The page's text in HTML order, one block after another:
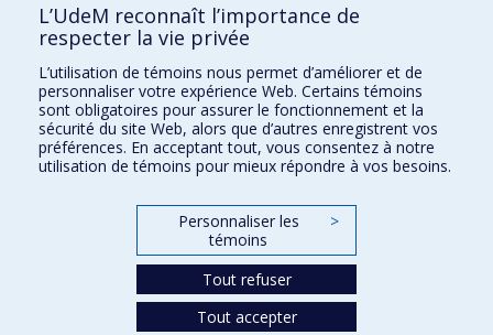
Kinésiologie et des sciences de l’activité physique
Orthophonie et audiologie
Réadaptation
Directions
DPC
CPASS
L’UdeM reconnaît l’importance de
respecter la vie privée
L’utilisation de témoins nous permet d’améliorer et de
personnaliser votre expérience Web. Certains témoins
sont obligatoires pour assurer le fonctionnement et la
sécurité du site Web, alors que d’autres enregistrent vos
préférences. En acceptant tout, vous consentez à notre
utilisation de témoins pour mieux répondre à vos besoins.
Personnaliser les
témoins
>
Tout refuser
Tout accepter